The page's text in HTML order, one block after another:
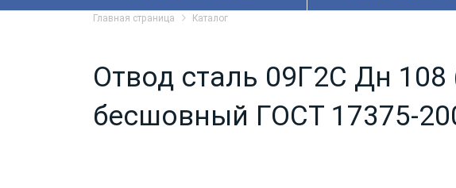
Главная страница Каталог
Отвод сталь 09Г2С Дн 108
бесшовный ГОСТ 17375-